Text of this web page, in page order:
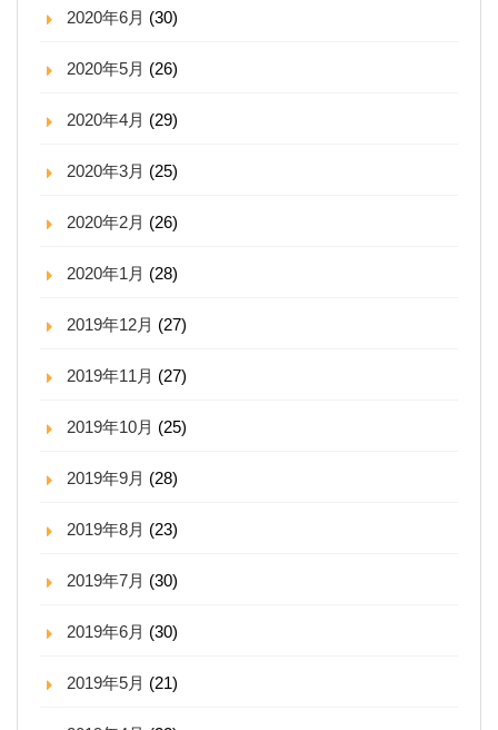
2020年6月 (30)
2020年5月 (26)
2020年4月 (29)
2020年3月 (25)
2020年2月 (26)
2020年1月 (28)
2019年12月 (27)
2019年11月 (27)
2019年10月 (25)
2019年9月 (28)
2019年8月 (23)
2019年7月 (30)
2019年6月 (30)
2019年5月 (21)